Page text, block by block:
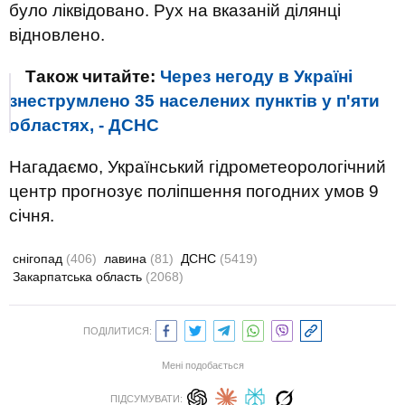
було ліквідовано. Рух на вказаній ділянці
відновлено.
Також читайте: Через негоду в Україні
знеструмлено 35 населених пунктів у п'яти
областях, - ДСНС
Нагадаємо, Український гідрометеорологічний
центр прогнозує поліпшення погодних умов 9
січня.
снігопад (406) лавина (81) ДСНС (5419)
Закарпатська область (2068)
ПОДІЛИТИСЯ:
Мені подобається
ПІДСУМУВАТИ: